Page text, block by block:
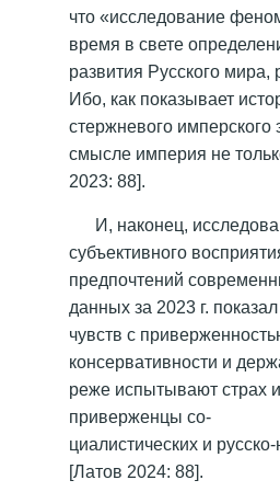
что «исследование
время в свете
развития Русского мира,
Ибо, как показывает
стержневого имперского
смысле империя не
2023: 88].
И, наконец,
субъективного
предпочтений
данных за 2023 г.
чувств с
консервативности и
реже испытывают страх
приверженцы со-
циалистических и
[Латов 2024: 88].